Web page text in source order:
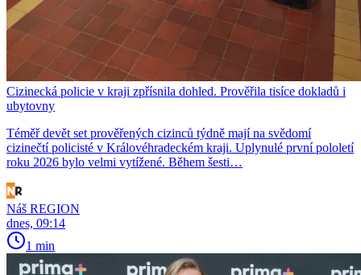
Cizinecká policie v kraji zpřísnila dohled. Prověřila tisíce dokladů i
ubytovny
Téměř devět set prověřených cizinců týdně mají na svědomí
cizinečtí policisté v Královéhradeckém kraji. Uplynulé první pololetí
roku 2026 bylo velmi vytížené. Během šesti…
Náš REGION
dnes, 09:14
1 min